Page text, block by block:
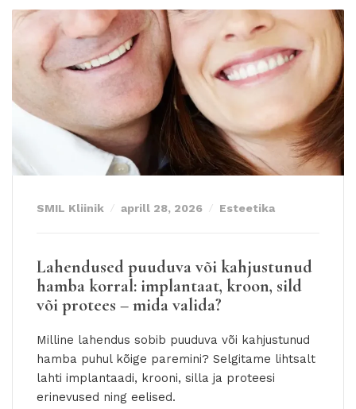
SMIL Kliinik aprill 28, 2026 Esteetika
Lahendused puuduva või kahjustunud
hamba korral: implantaat, kroon, sild
või protees – mida valida?
Milline lahendus sobib puuduva või kahjustunud
hamba puhul kõige paremini? Selgitame lihtsalt
lahti implantaadi, krooni, silla ja proteesi
erinevused ning eelised.